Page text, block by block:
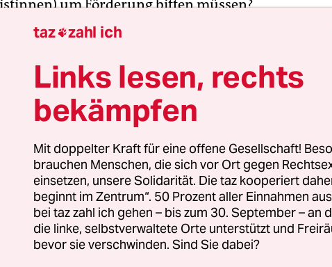
um Förderung bitten müssen?
mit ihrer Arbeit ausreichend Geld
die großen Konzerne Steuern bezahlen,
auch Gebühren für den Content, mit
Wer das verneint, akzeptiert, dass jegliche
als Hobby ausgeübt wird. Wahnsinn.Masen
taz zahl ich
Links lesen, rechts
bekämpfen
Mit doppelter Kraft für eine offene Gesellschaft!
brauchen Menschen, die sich vor Ort gegen
einsetzen, unsere Solidarität. Die taz kooperiert
beginnt im Zentrum“. 50 Prozent aller Einnahmen
bei taz zahl ich gehen – bis zum 30. September – an
die linke, selbstverwaltete Orte unterstützt und
bevor sie verschwinden. Sind Sie dabei?